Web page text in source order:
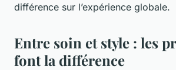
différence sur l’expérience globale.
Entre soin et style : les
font la différence